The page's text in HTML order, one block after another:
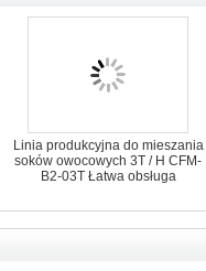
Linia produkcyjna do mieszania
soków owocowych 3T / H CFM-
B2-03T Łatwa obsługa